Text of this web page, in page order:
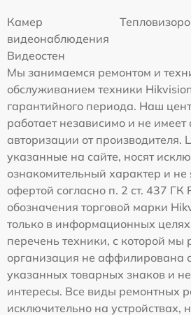
Камер
видеонаблюдения
Видеостен
Мы занимаемся ремонтом и
обслуживанием техники
гарантийного периода. Наш
работает независимо и не
авторизации от производителя.
указанные на сайте, носят
ознакомительный характер и не
офертой согласно п. 2 ст. 437
обозначения торговой марки
только в информационных
перечень техники, с которой
организация не аффилирована
указанных товарных знаков и
интересы. Все виды ремонтных
исключительно на устройствах,